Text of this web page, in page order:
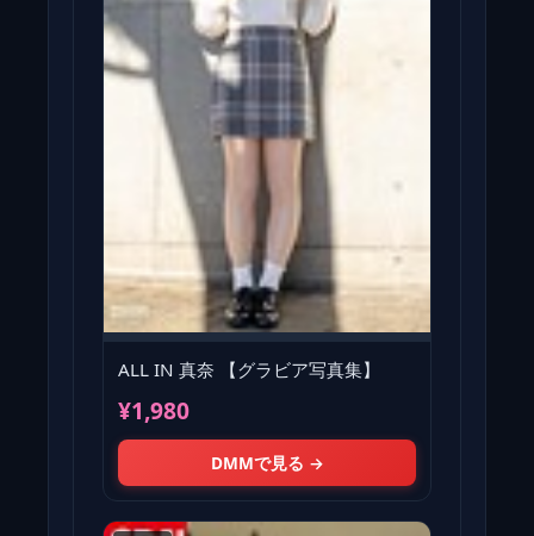
ALL IN 真奈 【グラビア写真集】
¥1,980
DMMで見る →